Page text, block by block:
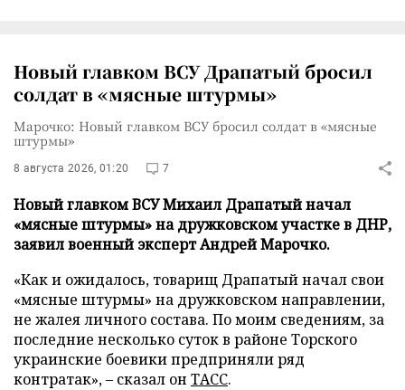
Новый главком ВСУ Драпатый бросил
солдат в «мясные штурмы»
Марочко: Новый главком ВСУ бросил солдат в «мясные
штурмы»
8 августа 2026, 01:20 7
Новый главком ВСУ Михаил Драпатый начал
«мясные штурмы» на дружковском участке в ДНР,
заявил военный эксперт Андрей Марочко.
«Как и ожидалось, товарищ Драпатый начал свои
«мясные штурмы» на дружковском направлении,
не жалея личного состава. По моим сведениям, за
последние несколько суток в районе Торского
украинские боевики предприняли ряд
контратак», – сказал он ТАСС.